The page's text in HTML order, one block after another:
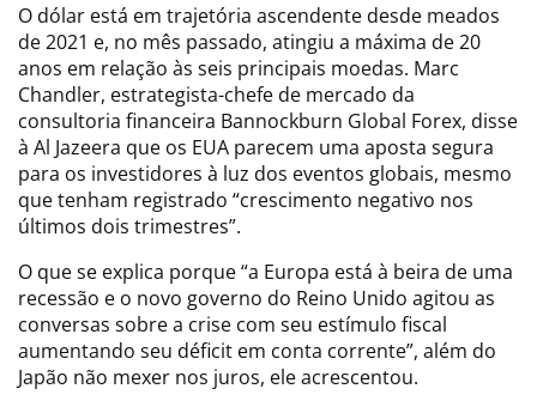
O dólar está em trajetória ascendente desde meados
de 2021 e, no mês passado, atingiu a máxima de 20
anos em relação às seis principais moedas. Marc
Chandler, estrategista-chefe de mercado da
consultoria financeira Bannockburn Global Forex, disse
à Al Jazeera que os EUA parecem uma aposta segura
para os investidores à luz dos eventos globais, mesmo
que tenham registrado “crescimento negativo nos
últimos dois trimestres”.
O que se explica porque “a Europa está à beira de uma
recessão e o novo governo do Reino Unido agitou as
conversas sobre a crise com seu estímulo fiscal
aumentando seu déficit em conta corrente”, além do
Japão não mexer nos juros, ele acrescentou.